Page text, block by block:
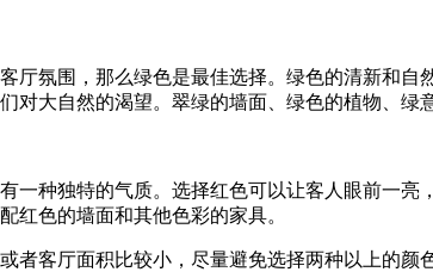
厅氛围，那么绿色是最佳选择。绿色的清新和
对大自然的渴望。翠绿的墙面、绿色的植物、绿
一种独特的气质。选择红色可以让客人眼前一
红色的墙面和其他色彩的家具。
者客厅面积比较小，尽量避免选择两种以上的